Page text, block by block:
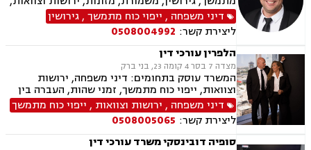
ידועים בציבור, אפוטרופסות, הסכמי ממון, אבהות,
הורות חד מינית, נישואים אזרחיים, חלוקת רכוש,
תיאום הורי, חטיפת ילדים, זמני שהות, ניכור הורי,
העברנ בין דורית, גישור
דיני משפחה , ייפוי כוח מתמשך,גירושין
ליצירת קשר: 0508004992
הלפרין עורכי דין
מצדה 7 בסר 4 קומה 23, בני ברק
המשרד עוסק בתחומים: דיני משפחה, ירושות
וצוואות, ייפוי כוח מתמשך, זמני שהות, העברה בין
דורית, חלוקת רכוש, הורות חד מינית, גישור
במשפחה, מיזוגים ורכישות, ליווי עסקי, דיני חוזים,
משפט מסחרי, ניכור הורי, מזונות, הסכמי ממון,
ידועים בציבור, אבהות, חטיפת ילדים, זכיינות,
דיני משפחה , ירושות וצוואות , ייפוי כוח מתמשך
ליצירת קשר: 0508005065
סופיה דובינסקי משרד עורכי דין